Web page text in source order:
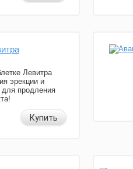
Левитра
эрекции и
для продления
Купить